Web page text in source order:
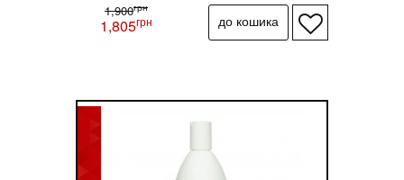
1,900грн
1,805грн